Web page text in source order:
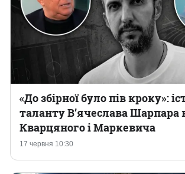
17 червня 10:30
«До збірної було пів кроку»:
таланту В’ячеслава Шарпара
Кварцяного і Маркевича